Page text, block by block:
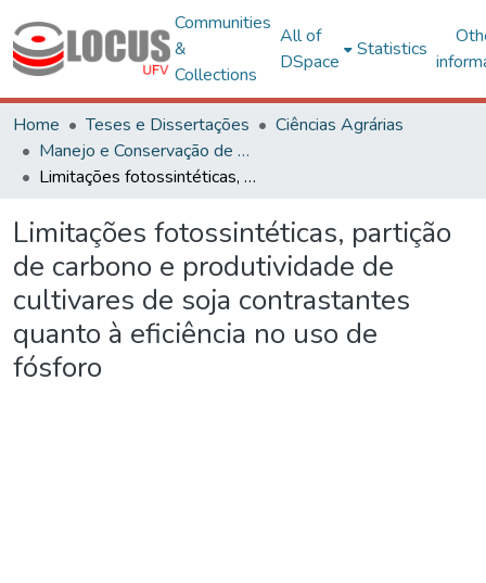
Communities
&
Collections
All of
DSpace
Statistics
Home Teses e Dissertações
Ciências Agrárias
Manejo e Conservação de Ecossistemas Naturais e Agrários - CAF
Limitações fotossintéticas, partição de carbono e produtividade de cultivares de soja contrastantes quanto à eficiência no uso de fósforo
Limitações fotossintéticas, partição
de carbono e produtividade de
cultivares de soja contrastantes
quanto à eficiência no uso de
fósforo